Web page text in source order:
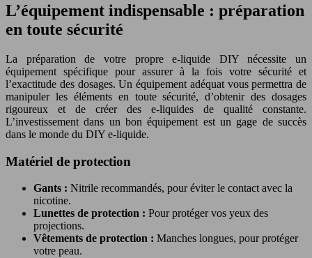
L’équipement indispensable : préparation
en toute sécurité
La préparation de votre propre e-liquide DIY nécessite un
équipement spécifique pour assurer à la fois votre sécurité et
l’exactitude des dosages. Un équipement adéquat vous permettra de
manipuler les éléments en toute sécurité, d’obtenir des dosages
rigoureux et de créer des e-liquides de qualité constante.
L’investissement dans un bon équipement est un gage de succès
dans le monde du DIY e-liquide.
Matériel de protection
Gants : Nitrile recommandés, pour éviter le contact avec la
nicotine.
Lunettes de protection : Pour protéger vos yeux des
projections.
Vêtements de protection : Manches longues, pour protéger
votre peau.